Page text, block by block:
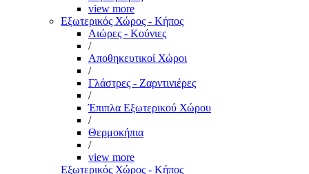
view more
Εξωτερικός Χώρος - Κήπος
Αιώρες - Κούνιες
/
Αποθηκευτικοί Χώροι
/
Γλάστρες - Ζαρντινιέρες
/
Έπιπλα Εξωτερικού Χώρου
/
Θερμοκήπια
/
view more
Εξωτερικός Χώρος - Κήπος